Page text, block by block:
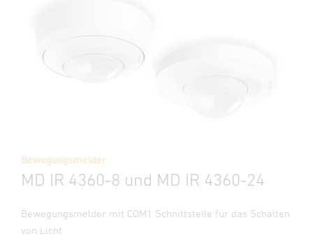
Bewegungsmelder
MD IR 4360-8 und MD IR 4360-24
Bewegungsmelder mit COM1 Schnittstelle für das Schalten
von Licht